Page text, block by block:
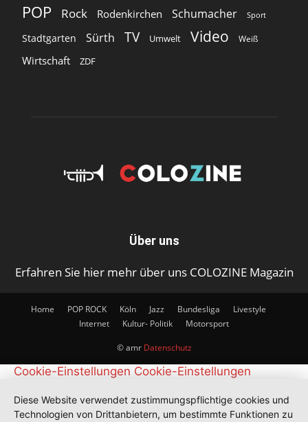
POP Rock Rodenkirchen Schumacher Sport
Stadtgarten Sürth TV Umwelt Video Weiß
Wirtschaft ZDF
Über uns
Erfahren Sie hier mehr über uns COLOZINE Magazin
Home POP ROCK Köln Jazz Bundesliga
Livestyle
Internet
Kultur- Politik Motorsport
© amr Datenschutz
Cookie-Einstellungen Cookie-Einstellungen
Diese Website verwendet zustimmungspflichtige cookies und
Technologien von Drittanbietern, um bestimmte Funktionen zu